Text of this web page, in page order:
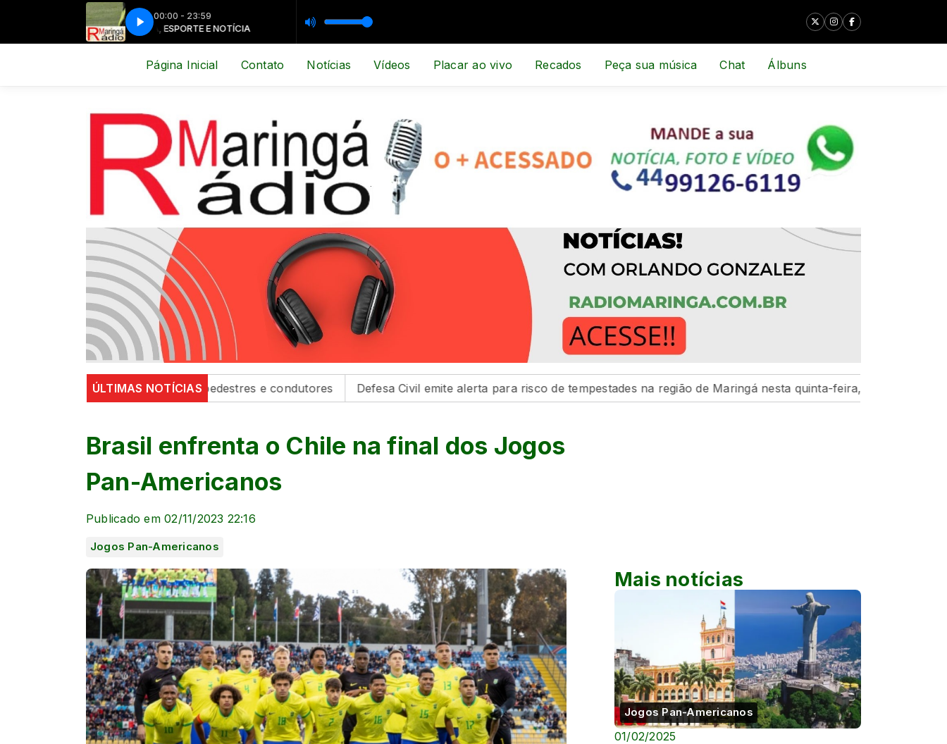
00:00 - 23:59
MÚSICA, ESPORTE E NOTÍCIA MÚSICA, ESPORTE E NOTÍCIA
Página Inicial Contato Notícias Vídeos Placar ao vivo Recados Peça sua música Chat Álbuns
ÚLTIMAS NOTÍCIAS
segurança de pedestres e condutores Defesa Civil emite alerta para risco de tempestades na região de Maringá nesta quinta-feira, 6 Hospital da Criança
Brasil enfrenta o Chile na final dos Jogos
Pan-Americanos
Publicado em 02/11/2023 22:16
Jogos Pan-Americanos
Mais notícias
Jogos Pan-Americanos
01/02/2025